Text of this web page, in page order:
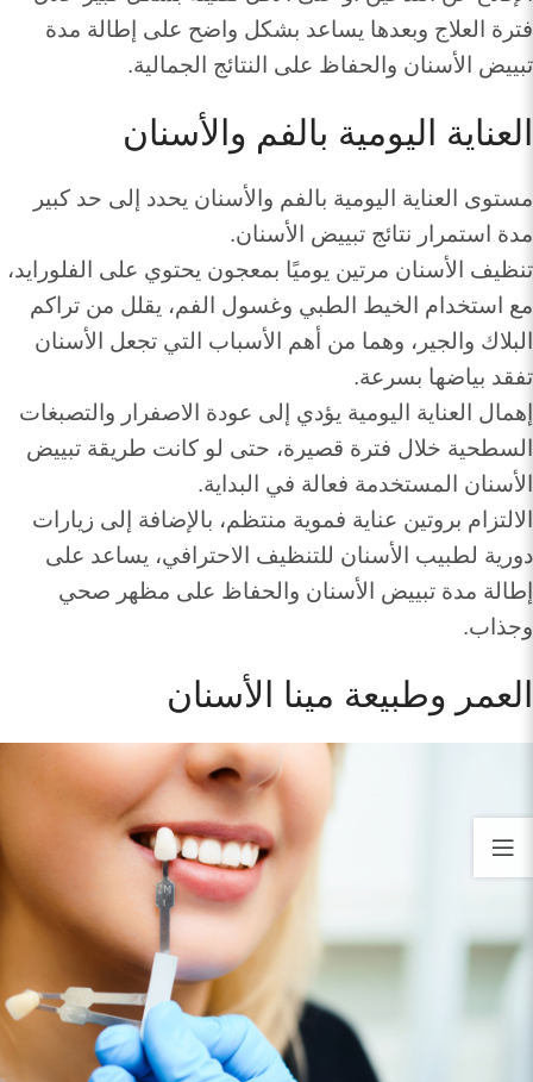
فترة العلاج وبعدها يساعد بشكل واضح على إطالة مدة
تبييض الأسنان والحفاظ على النتائج الجمالية.
العناية اليومية بالفم والأسنان
مستوى العناية اليومية بالفم والأسنان يحدد إلى حد كبير
مدة استمرار نتائج تبييض الأسنان.
تنظيف الأسنان مرتين يوميًا بمعجون يحتوي على الفلورايد،
مع استخدام الخيط الطبي وغسول الفم، يقلل من تراكم
البلاك والجير، وهما من أهم الأسباب التي تجعل الأسنان
تفقد بياضها بسرعة.
إهمال العناية اليومية يؤدي إلى عودة الاصفرار والتصبغات
السطحية خلال فترة قصيرة، حتى لو كانت طريقة تبييض
الأسنان المستخدمة فعالة في البداية.
الالتزام بروتين عناية فموية منتظم، بالإضافة إلى زيارات
دورية لطبيب الأسنان للتنظيف الاحترافي، يساعد على
إطالة مدة تبييض الأسنان والحفاظ على مظهر صحي
وجذاب.
العمر وطبيعة مينا الأسنان